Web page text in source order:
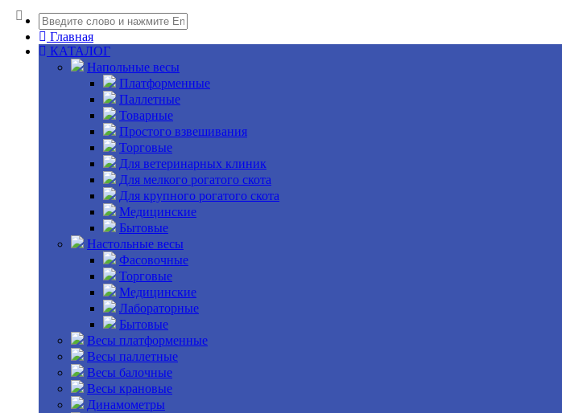
Главная
КАТАЛОГ
Напольные весы
Платформенные
Паллетные
Товарные
Простого взвешивания
Торговые
Для ветеринарных клиник
Для мелкого рогатого скота
Для крупного рогатого скота
Медицинские
Бытовые
Настольные весы
Фасовочные
Торговые
Медицинские
Лабораторные
Бытовые
Весы платформенные
Весы паллетные
Весы балочные
Весы крановые
Динамометры